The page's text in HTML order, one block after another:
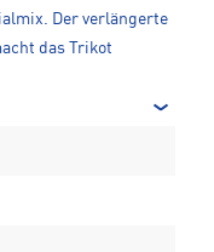
Der verlängerte
das Trikot